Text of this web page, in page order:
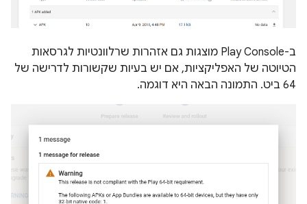
ב-Play Console מוצגות גם אזהרות שרלוונטיות לגרסאות
הטיוטה של האפליקציות, אם יש בעיות שקשורות לדרישה של
64 ביט. התמונה הבאה היא דוגמה.